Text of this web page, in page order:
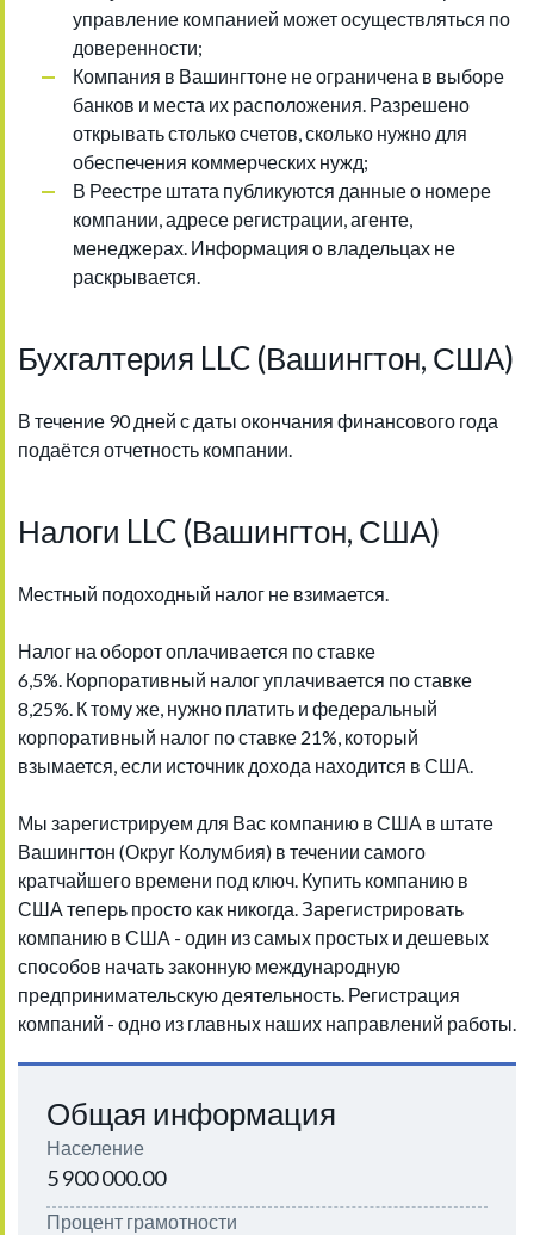
управление компанией может осуществляться по
доверенности;
Компания в Вашингтоне не ограничена в выборе
банков и места их расположения. Разрешено
открывать столько счетов, сколько нужно для
обеспечения коммерческих нужд;
В Реестре штата публикуются данные о номере
компании, адресе регистрации, агенте,
менеджерах. Информация о владельцах не
раскрывается.
Бухгалтерия LLC (Вашингтон, США)
В течение 90 дней с даты окончания финансового года
подаётся отчетность компании.
Налоги LLC (Вашингтон, США)
Местный подоходный налог не взимается.
Налог на оборот оплачивается по ставке
6,5%. Корпоративный налог уплачивается по ставке
8,25%. К тому же, нужно платить и федеральный
корпоративный налог по ставке 21%, который
взымается, если источник дохода находится в США.
Мы зарегистрируем для Вас компанию в США в штате
Вашингтон (Округ Колумбия) в течении самого
кратчайшего времени под ключ. Купить компанию в
США теперь просто как никогда. Зарегистрировать
компанию в США - один из самых простых и дешевых
способов начать законную международную
предпринимательскую деятельность. Регистрация
компаний - одно из главных наших направлений работы.
Общая информация
Население
5 900 000.00
Процент грамотности